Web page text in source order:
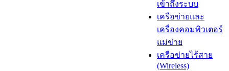
เข้าถึงระบบ
เครือข่ายและ
เครื่องคอมพิวเตอร์
แม่ข่าย
เครือข่ายไร้สาย
(Wireless)